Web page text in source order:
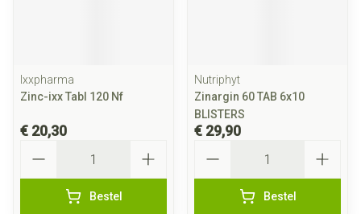
Ixxpharma
Zinc-ixx Tabl 120 Nf
€ 20,30
Bestel
Nutriphyt
Zinargin 60 TAB 6x10
BLISTERS
€ 29,90
Bestel